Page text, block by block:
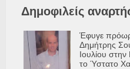
Δημοφιλείς
Έφυγε
Δημήτρης
Ιουλίου
το Ύστατο